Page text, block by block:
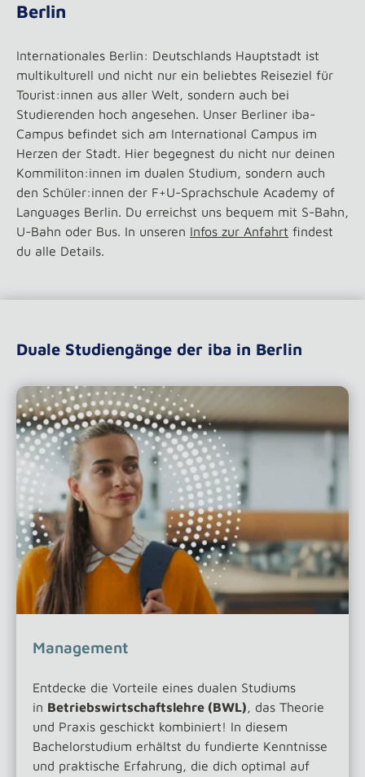
Berlin
Internationales Berlin: Deutschlands Hauptstadt ist
multikulturell und nicht nur ein beliebtes Reiseziel für
Tourist:innen aus aller Welt, sondern auch bei
Studierenden hoch angesehen. Unser Berliner iba-
Campus befindet sich am International Campus im
Herzen der Stadt. Hier begegnest du nicht nur deinen
Kommiliton:innen im dualen Studium, sondern auch
den Schüler:innen der F+U-Sprachschule Academy of
Languages Berlin. Du erreichst uns bequem mit S-Bahn,
U-Bahn oder Bus. In unseren Infos zur Anfahrt findest
du alle Details.
Duale Studiengänge der iba in Berlin
Management
Entdecke die Vorteile eines dualen Studiums
in Betriebswirtschaftslehre (BWL), das Theorie
und Praxis geschickt kombiniert! In diesem
Bachelorstudium erhältst du fundierte Kenntnisse
und praktische Erfahrung, die dich optimal auf